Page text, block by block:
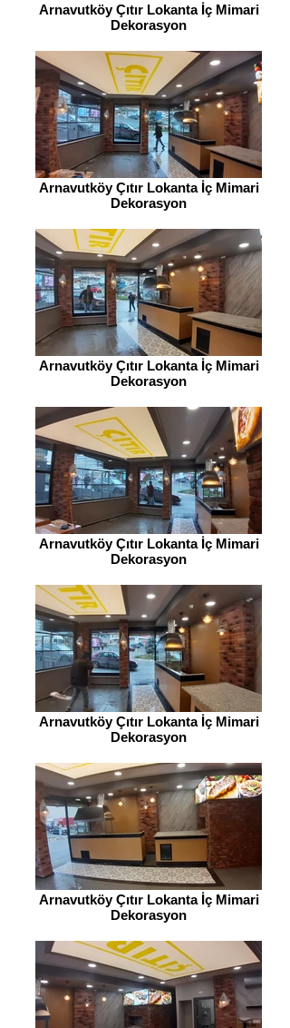
Arnavutköy Çıtır Lokanta İç Mimari
Dekorasyon
Arnavutköy Çıtır Lokanta İç Mimari
Dekorasyon
Arnavutköy Çıtır Lokanta İç Mimari
Dekorasyon
Arnavutköy Çıtır Lokanta İç Mimari
Dekorasyon
Arnavutköy Çıtır Lokanta İç Mimari
Dekorasyon
Arnavutköy Çıtır Lokanta İç Mimari
Dekorasyon